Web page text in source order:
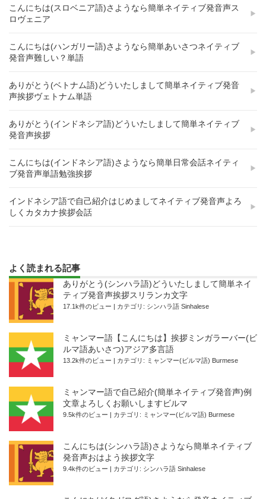
こんにちは(スロベニア語)さようなら簡単ネイティブ発音声ス
ロヴェニア
こんにちは(ハンガリー語)さようなら簡単あいさつネイティブ
発音声難しい？単語
ありがとう(ベトナム語)どういたしまして簡単ネイティブ発音
声挨拶ヴェトナム単語
ありがとう(インドネシア語)どういたしまして簡単ネイティブ
発音声挨拶
こんにちは(インドネシア語)さようなら簡単日常会話ネイティ
ブ発音声単語勉強挨拶
インドネシア語で自己紹介はじめましてネイティブ発音声よろ
しくカタカナ挨拶会話
よく読まれる記事
ありがとう(シンハラ語)どういたしまして簡単ネイ
ティブ発音声挨拶スリランカ文字
17.1k件のビュー カテゴリ: シンハラ語 Sinhalese
ミャンマー語【こんにちは】挨拶ミンガラーバー(ビ
ルマ語あいさつ)アジア多言語
13.2k件のビュー カテゴリ: ミャンマー(ビルマ語) Burmese
ミャンマー語で自己紹介(簡単ネイティブ発音声)例
文章よろしくお願いしますビルマ
9.5k件のビュー カテゴリ: ミャンマー(ビルマ語) Burmese
こんにちは(シンハラ語)さようなら簡単ネイティブ
発音声おはよう挨拶文字
9.4k件のビュー カテゴリ: シンハラ語 Sinhalese